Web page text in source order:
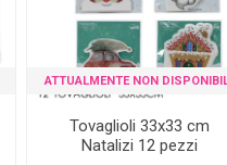
ATTUALMENTE NON
Tovaglioli 33x33 cm
Natalizi 12 pezzi